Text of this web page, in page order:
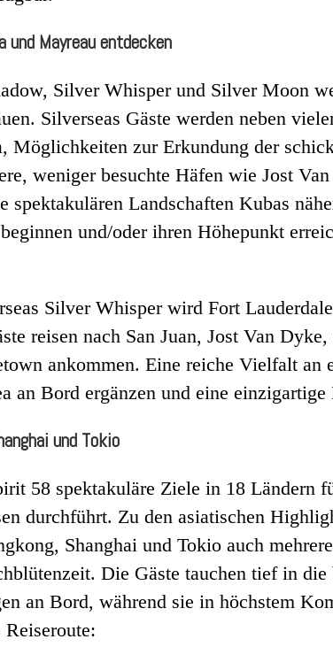
Mayreau entdecken
Silver Whisper und Silver Moon
Silverseas Gäste werden neben
Möglichkeiten zur Erkundung der
weniger besuchte Häfen wie Jost
Landschaften Kubas
und/oder ihren Höhepunkt
Silver Whisper wird Fort
reisen nach San Juan, Jost Van
ankommen. Eine reiche Vielfalt
an Bord ergänzen und eine einzigartige
und Tokio
58 spektakuläre Ziele in 18 Ländern
durchführt. Zu den asiatischen
Shanghai und Tokio auch
Die Gäste tauchen tief in
an Bord, während sie in höchstem